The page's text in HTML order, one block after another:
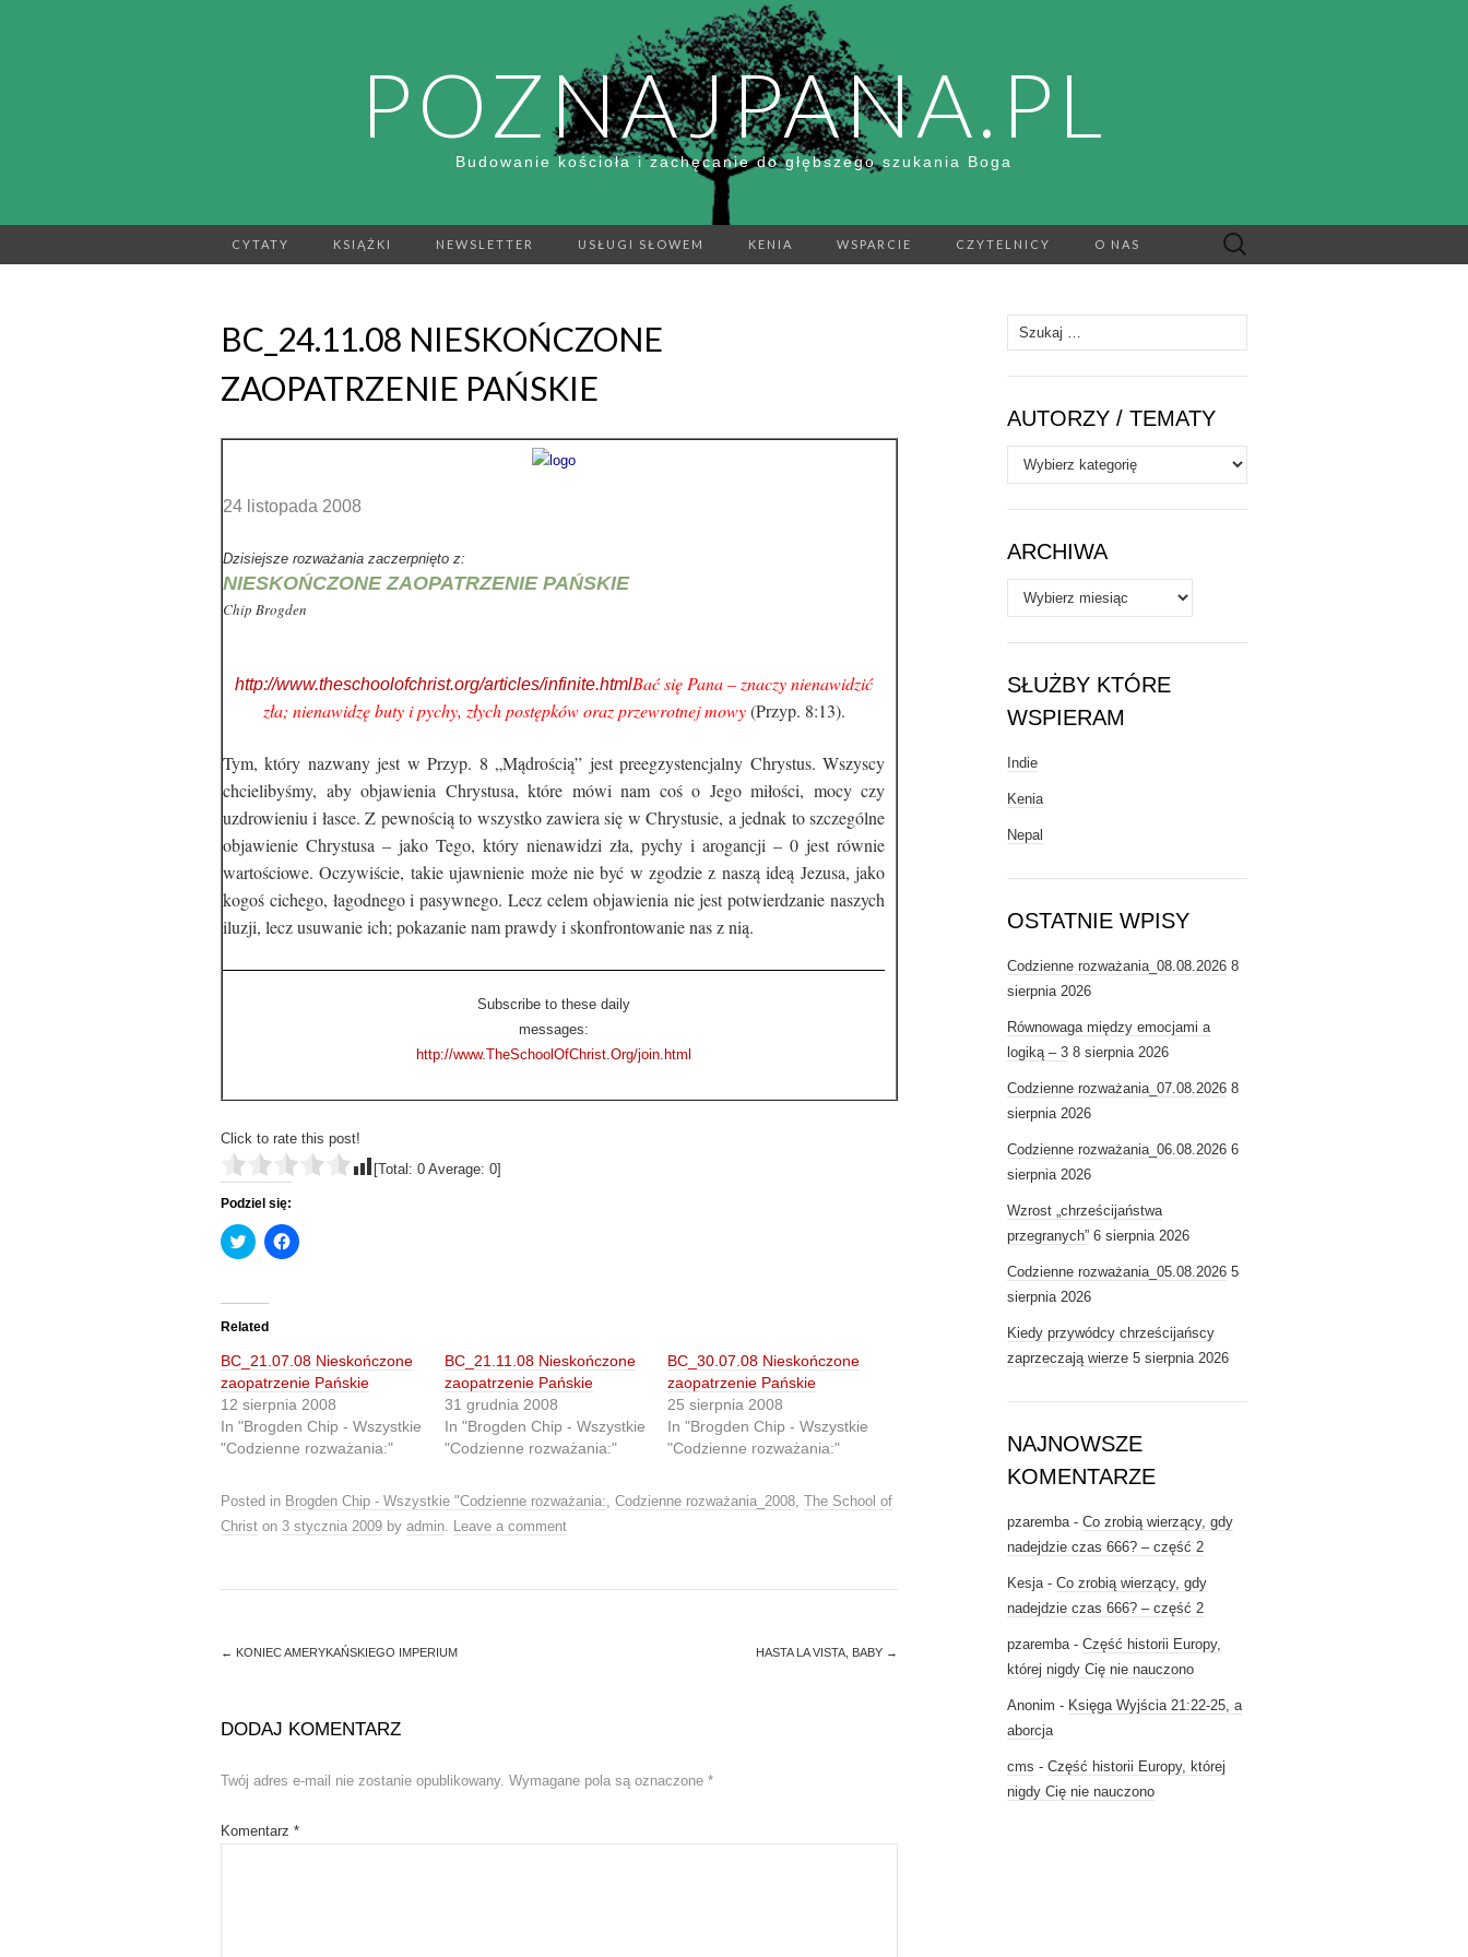
POZNAJPANA.PL
Budowanie kościoła i zachęcanie do głębszego szukania Boga
CYTATY KSIĄŻKI NEWSLETTER USŁUGI SŁOWEM KENIA WSPARCIE CZYTELNICY O NAS Szukaj:
BC_24.11.08 NIESKOŃCZONE
ZAOPATRZENIE PAŃSKIE
24 listopada 2008
Dzisiejsze rozważania zaczerpnięto z:
NIESKOŃCZONE ZAOPATRZENIE PAŃSKIE
Chip Brogden
http://www.theschoolofchrist.org/articles/infinite.htmlBać się Pana – znaczy nienawidzić
zła; nienawidzę buty i pychy, złych postępków oraz przewrotnej mowy(Przyp. 8:13).
Tym, który nazwany jest w Przyp. 8 „Mądrością” jest preegzystencjalny Chrystus. Wszyscy
chcielibyśmy, aby objawienia Chrystusa, które mówi nam coś o Jego miłości, mocy czy
uzdrowieniu i łasce. Z pewnością to wszystko zawiera się w Chrystusie, a jednak to szczególne
objawienie Chrystusa – jako Tego, który nienawidzi zła, pychy i arogancji – 0 jest równie
wartościowe. Oczywiście, takie ujawnienie może nie być w zgodzie z naszą ideą Jezusa, jako
kogoś cichego, łagodnego i pasywnego. Lecz celem objawienia nie jest potwierdzanie naszych
iluzji, lecz usuwanie ich; pokazanie nam prawdy i skonfrontowanie nas z nią.
Subscribe to these daily
messages:
http://www.TheSchoolOfChrist.Org/join.html
Click to rate this post!
[Total: 0 Average: 0]
Podziel się:
C
l
t
o
s
h
a
r
e
o
n
T
w
t
e
r
(
n
n
n
d
C
l
h
a
r
e
o
n
F
a
b
o
o
k
e
n
i
n
w
)
Related
BC_21.07.08 Nieskończone
zaopatrzenie Pańskie
12 sierpnia 2008
In "Brogden Chip - Wszystkie
"Codzienne rozważania:"
BC_21.11.08 Nieskończone
zaopatrzenie Pańskie
31 grudnia 2008
In "Brogden Chip - Wszystkie
"Codzienne rozważania:"
BC_30.07.08 Nieskończone
zaopatrzenie Pańskie
25 sierpnia 2008
In "Brogden Chip - Wszystkie
"Codzienne rozważania:"
Posted in Brogden Chip - Wszystkie "Codzienne rozważania:, Codzienne rozważania_2008, The School of
Christ on 3 stycznia 2009 by admin. Leave a comment
← KONIEC AMERYKAŃSKIEGO IMPERIUM HASTA LA VISTA, BABY →
DODAJ KOMENTARZ
Twój adres e-mail nie zostanie opublikowany. Wymagane pola są oznaczone *
Komentarz *
Szukaj:
AUTORZY / TEMATY
Autorzy
/
Tematy
ARCHIWA
Archiwa
SŁUŻBY KTÓRE
WSPIERAM
Indie
Kenia
Nepal
OSTATNIE WPISY
Codzienne rozważania_08.08.2026 8
sierpnia 2026
Równowaga między emocjami a
logiką – 3 8 sierpnia 2026
Codzienne rozważania_07.08.2026 8
sierpnia 2026
Codzienne rozważania_06.08.2026 6
sierpnia 2026
Wzrost „chrześcijaństwa
przegranych” 6 sierpnia 2026
Codzienne rozważania_05.08.2026 5
sierpnia 2026
Kiedy przywódcy chrześcijańscy
zaprzeczają wierze 5 sierpnia 2026
NAJNOWSZE
KOMENTARZE
pzaremba- Co zrobią wierzący, gdy
nadejdzie czas 666? – część 2
Kesja- Co zrobią wierzący, gdy
nadejdzie czas 666? – część 2
pzaremba- Część historii Europy,
której nigdy Cię nie nauczono
Anonim - Księga Wyjścia 21:22-25, a
aborcja
cms - Część historii Europy, której
nigdy Cię nie nauczono